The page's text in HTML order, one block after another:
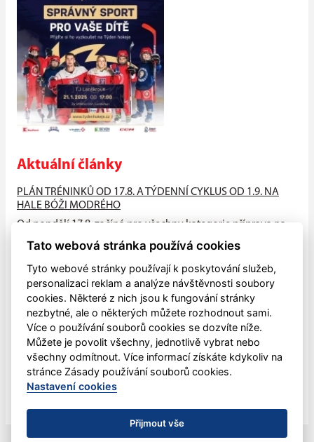
Aktuální články
PLÁN TRÉNINKŮ OD 17.8. A TÝDENNÍ CYKLUS OD 1.9. NA
HALE BÓŽI MODRÉHO
Od pondělí 17.8. začíná pro všechny kategorie příprava na
hale Bóži...
PŘIJĎTE MEZI NÁS!!
V pondělí 4.května zahájily všechny naše mládežnické
kategorie letní přípravu na sezónu 2026-2027, která bude
ukončena letním...
Dětský sportovní den
V sobotu 30. května mohli opět lanškrounské děti oslavit
svůj svátek pohybem.
Tato webová stránka používá cookies
Tyto webové stránky používají k poskytování služeb,
personalizaci reklam a analýze návštěvnosti soubory
cookies. Některé z nich jsou k fungování stránky
nezbytné, ale o některých můžete rozhodnout sami.
Více o používání souborů cookies se dozvíte níže.
Můžete je povolit všechny, jednotlivě vybrat nebo
všechny odmítnout. Více informací získáte kdykoliv na
stránce Zásady používání souborů cookies.
Nastavení cookies
Přijmout vše